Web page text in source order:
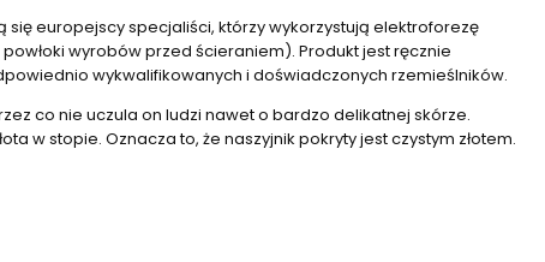
europejscy specjaliści, którzy wykorzystują elektroforezę
wyrobów przed ścieraniem). Produkt jest ręcznie
wykwalifikowanych i doświadczonych rzemieślników.
co nie uczula on ludzi nawet o bardzo delikatnej skórze.
w stopie. Oznacza to, że naszyjnik pokryty jest czystym złotem.